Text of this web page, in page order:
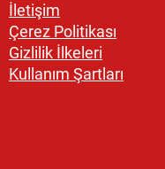
İletişim
Çerez Politikası
Gizlilik İlkeleri
Kullanım Şartları